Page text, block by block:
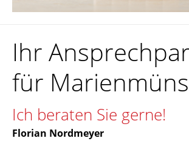
Ihr
für
Ich beraten Sie gerne!
Florian Nordmeyer